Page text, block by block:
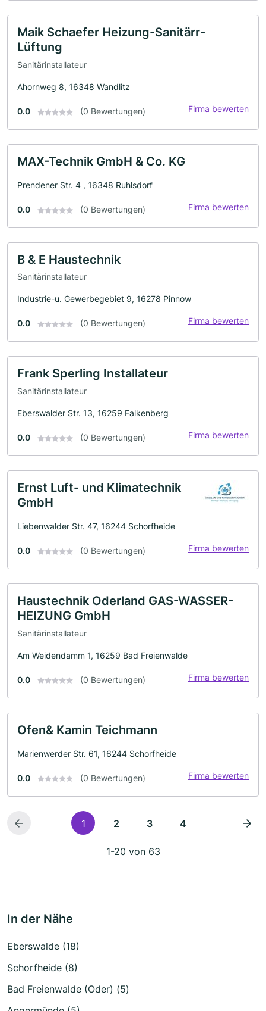
Maik Schaefer Heizung-Sanitärr-
Lüftung
Sanitärinstallateur
Ahornweg 8, 16348 Wandlitz
0.0 (0 Bewertungen) Firma bewerten
MAX-Technik GmbH & Co. KG
Prendener Str. 4 , 16348 Ruhlsdorf
0.0 (0 Bewertungen) Firma bewerten
B & E Haustechnik
Sanitärinstallateur
Industrie-u. Gewerbegebiet 9, 16278 Pinnow
0.0 (0 Bewertungen) Firma bewerten
Frank Sperling Installateur
Sanitärinstallateur
Eberswalder Str. 13, 16259 Falkenberg
0.0 (0 Bewertungen) Firma bewerten
Ernst Luft- und Klimatechnik
GmbH
Liebenwalder Str. 47, 16244 Schorfheide
0.0 (0 Bewertungen) Firma bewerten
Haustechnik Oderland GAS-WASSER-
HEIZUNG GmbH
Sanitärinstallateur
Am Weidendamm 1, 16259 Bad Freienwalde
0.0 (0 Bewertungen) Firma bewerten
Ofen& Kamin Teichmann
Marienwerder Str. 61, 16244 Schorfheide
0.0 (0 Bewertungen) Firma bewerten
1 2 3 4
1-20 von 63
In der Nähe
Eberswalde (18)
Schorfheide (8)
Bad Freienwalde (Oder) (5)